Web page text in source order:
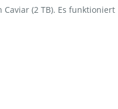
(2 TB). Es funktioniert